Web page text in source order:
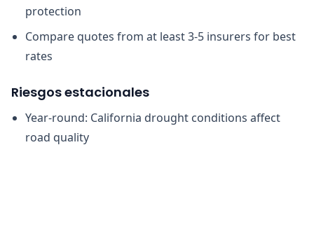
protection
Compare quotes from at least 3-5 insurers for best
rates
Riesgos estacionales
Year-round: California drought conditions affect
road quality